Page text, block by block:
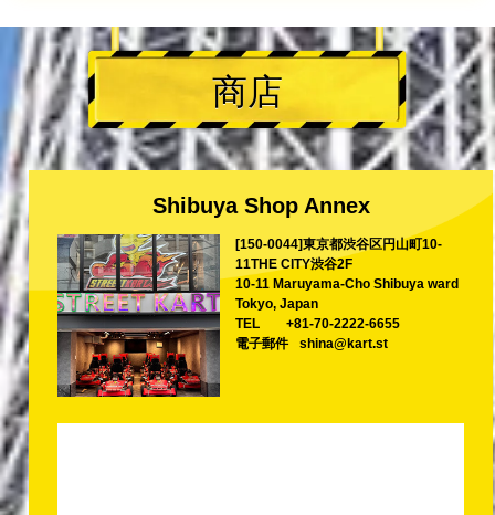
商店
Shibuya Shop Annex
[150-0044]東京都渋谷区円山町10-
11THE CITY渋谷2F
10-11 Maruyama-Cho Shibuya ward
Tokyo, Japan
TEL
+81-70-2222-6655
電子郵件
shina@kart.st